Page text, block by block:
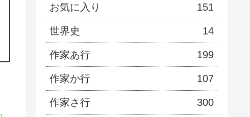
お気に入り 151
世界史 14
作家あ行 199
作家か行 107
作家さ行 300